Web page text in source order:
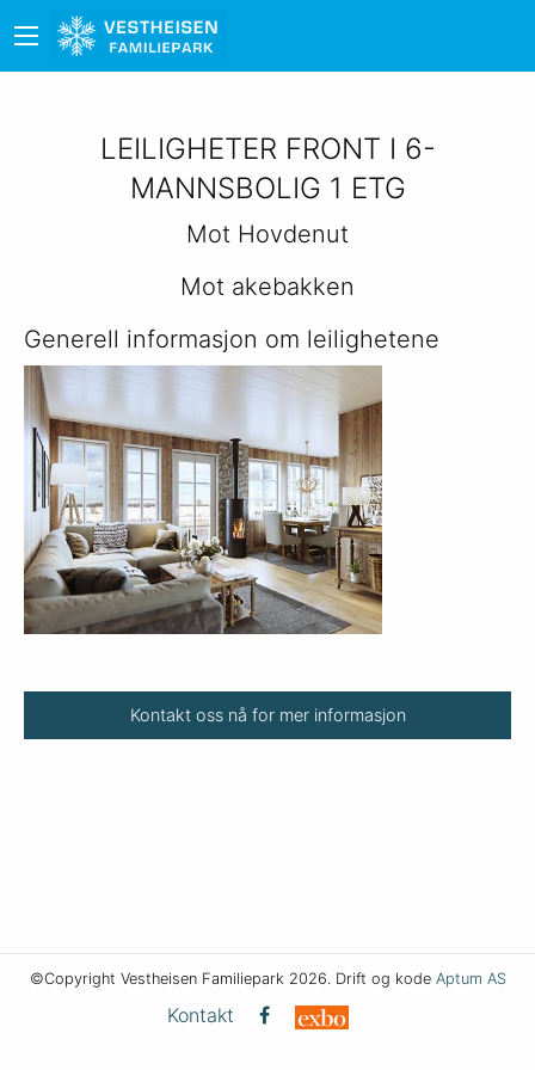
LEILIGHETER FRONT I 6-
MANNSBOLIG 1 ETG
Mot Hovdenut
Mot akebakken
Generell informasjon om leilighetene
Kontakt oss nå for mer informasjon
©Copyright Vestheisen Familiepark 2026. Drift og kode Aptum AS
Kontakt